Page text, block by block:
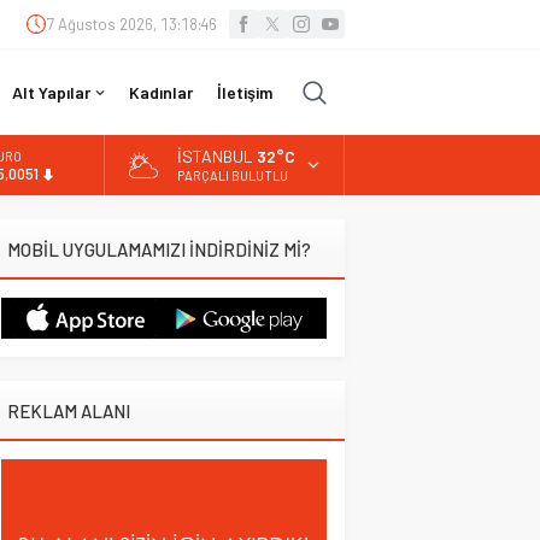
7 Ağustos 2026, 13:18:47
Alt Yapılar Kadınlar İletişim
İSTANBUL 32°C
PARÇALI BULUTLU
MOBİL UYGULAMAMIZI İNDİRDİNİZ Mİ?
REKLAM ALANI